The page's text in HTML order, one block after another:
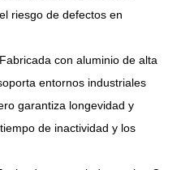
riesgo de defectos en
con aluminio de alta
entornos industriales
garantiza longevidad y
de inactividad y los